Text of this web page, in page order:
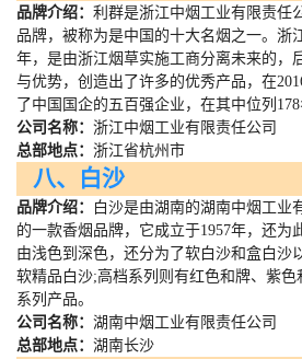
品牌介绍： 利群是浙江中烟工业有限责任
品牌，被称为是中国的十大名烟之一。浙
年，是由浙江烟草实施工商分离未来的，
与优势，创造出了许多的优秀产品，在
了中国国企的五百强企业，在其中位列 178
公司名称： 浙江中烟工业有限责任公司
总部地点： 浙江省杭州市
八、白沙
品牌介绍：
白沙是由湖南的湖南中烟工业
的一款香烟品牌，它成立于1957年，还为
由浅色到深色，还分为了软白沙和盒白沙
软精品白沙;高档系列则有红色和牌、紫
系列产品。
公司名称： 湖南中烟工业有限责任公司
总部地点： 湖南长沙